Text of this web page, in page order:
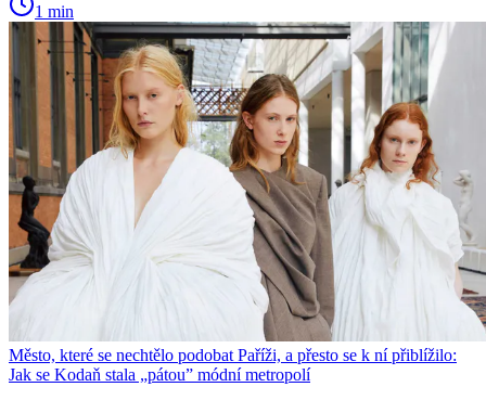
1 min
Město, které se nechtělo podobat Paříži, a přesto se k ní přiblížilo:
Jak se Kodaň stala „pátou” módní metropolí